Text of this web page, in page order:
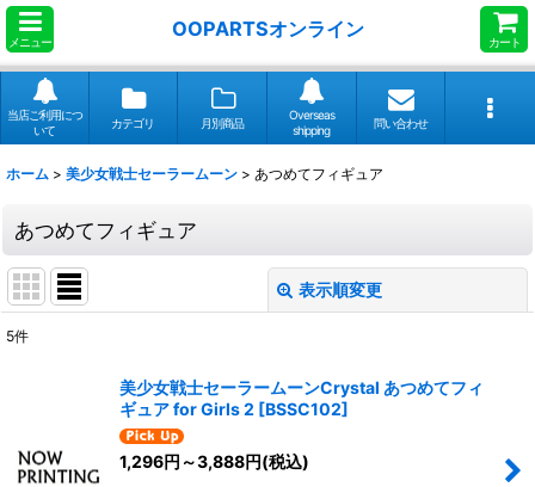
メニュー
OOPARTSオンライン
カート
当店ご利用につ
いて
カテゴリ 月別商品
Overseas
shipping
問い合わせ
ホーム > 美少女戦士セーラームーン > あつめてフィギュア
あつめてフィギュア
表示順変更
5件
美少女戦士セーラームーンCrystal あつめてフィ
ギュア for Girls 2 [BSSC102]
1,296円 ～3,888円(税込)